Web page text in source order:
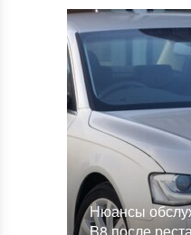
Нюансы
B8 после